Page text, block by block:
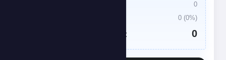
0
0 (0%)
Tổng tiền cần thanh toán: 0